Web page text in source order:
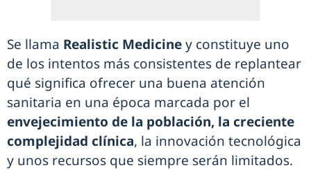
Se llama Realistic Mediciney constituye uno
de los intentos más consistentes de replantear
qué significa ofrecer una buena atención
sanitaria en una época marcada por el
envejecimiento de la población, la creciente
complejidad clínica, la innovación tecnológica
y unos recursos que siempre serán limitados.